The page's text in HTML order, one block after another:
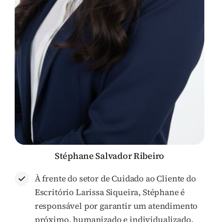
Stéphane Salvador Ribeiro
À frente do setor de Cuidado ao Cliente do
Escritório Larissa Siqueira, Stéphane é
responsável por garantir um atendimento